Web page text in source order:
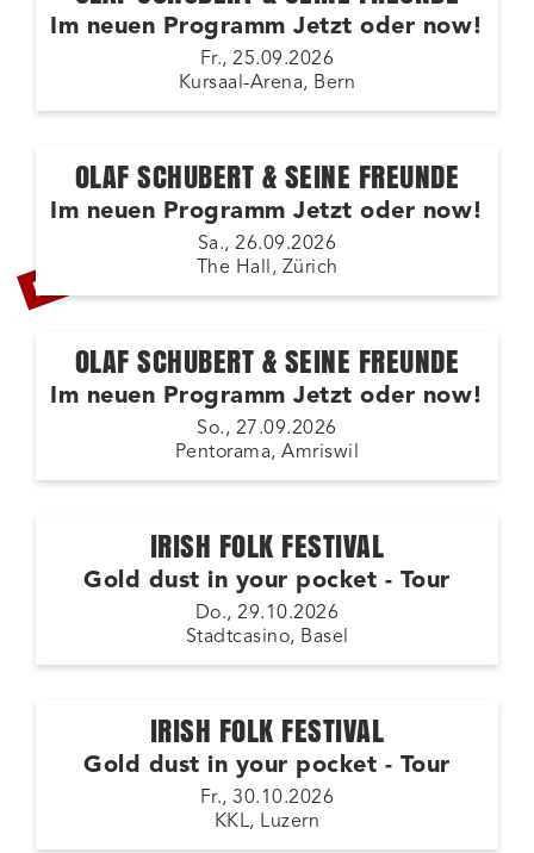
Im neuen Programm Jetzt oder now!
Fr., 25.09.2026
Kursaal-Arena, Bern
LETZTE TICKETS
OLAF SCHUBERT & SEINE FREUNDE
Im neuen Programm Jetzt oder now!
Sa., 26.09.2026
The Hall, Zürich
OLAF SCHUBERT & SEINE FREUNDE
Im neuen Programm Jetzt oder now!
So., 27.09.2026
Pentorama, Amriswil
IRISH FOLK FESTIVAL
Gold dust in your pocket - Tour
Do., 29.10.2026
Stadtcasino, Basel
IRISH FOLK FESTIVAL
Gold dust in your pocket - Tour
Fr., 30.10.2026
KKL, Luzern